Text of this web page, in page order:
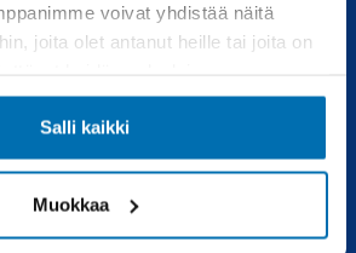
voivat yhdistää näitä
joita olet antanut heille tai joita on
Salli kaikki
Muokkaa
Huolto
Vauriokorjaus